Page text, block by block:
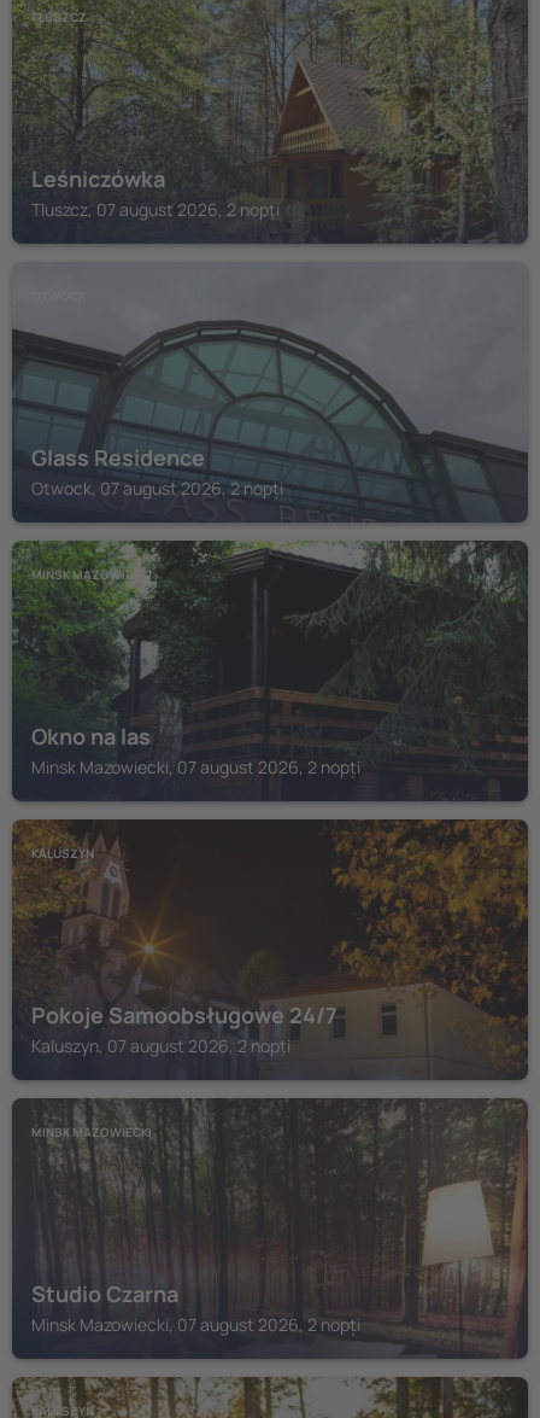
TLUSZCZ
Leśniczówka
Tluszcz, 07 august 2026, 2 nopți
Glass Residence
Otwock, 07 august 2026, 2 nopți
MINSK MAZOWIECKI
Okno na las
Minsk Mazowiecki, 07 august 2026, 2 nopți
KALUSZYN
Pokoje Samoobsługowe 24/7
Kaluszyn, 07 august 2026, 2 nopți
MINSK MAZOWIECKI
Studio Czarna
Minsk Mazowiecki, 07 august 2026, 2 nopți
KALUSZYN